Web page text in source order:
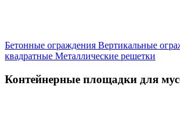
Бетонные ограждения Вертикальные
квадратные Металлические решетки
Контейнерные площадки для